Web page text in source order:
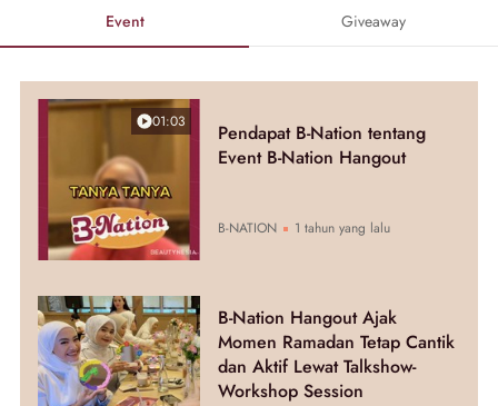
Event Giveaway
01:03
Pendapat B-Nation tentang
Event B-Nation Hangout
B-NATION 1 tahun yang lalu
B-Nation Hangout Ajak
Momen Ramadan Tetap Cantik
dan Aktif Lewat Talkshow-
Workshop Session